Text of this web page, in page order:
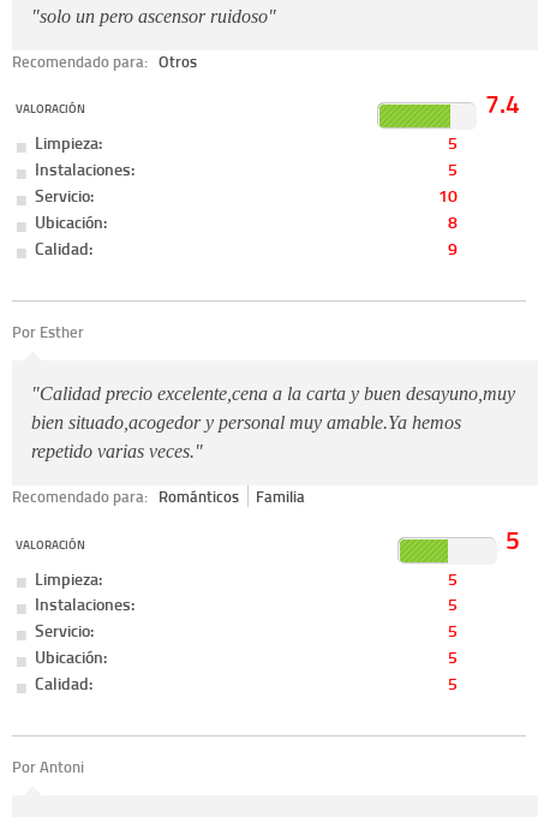
"solo un pero ascensor ruidoso"
Recomendado para: Otros
VALORACIÓN 7.4
Limpieza:
5
Instalaciones:
5
Servicio:
10
Ubicación:
8
Calidad:
9
Por Esther
"Calidad precio excelente,cena a la carta y buen desayuno,muy
bien situado,acogedor y personal muy amable.Ya hemos
repetido varias veces."
Recomendado para: Románticos Familia
VALORACIÓN 5
Limpieza:
5
Instalaciones:
5
Servicio:
5
Ubicación:
5
Calidad:
5
Por Antoni